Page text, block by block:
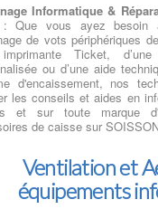
Informatique &
: Que vous ayez besoin
de vots périphériques
Ticket, d’une
ou d’une aide
d'encaissement, nos
les conseils et aides en
et sur toute marque
de caisse sur
Ventilation et
équipements